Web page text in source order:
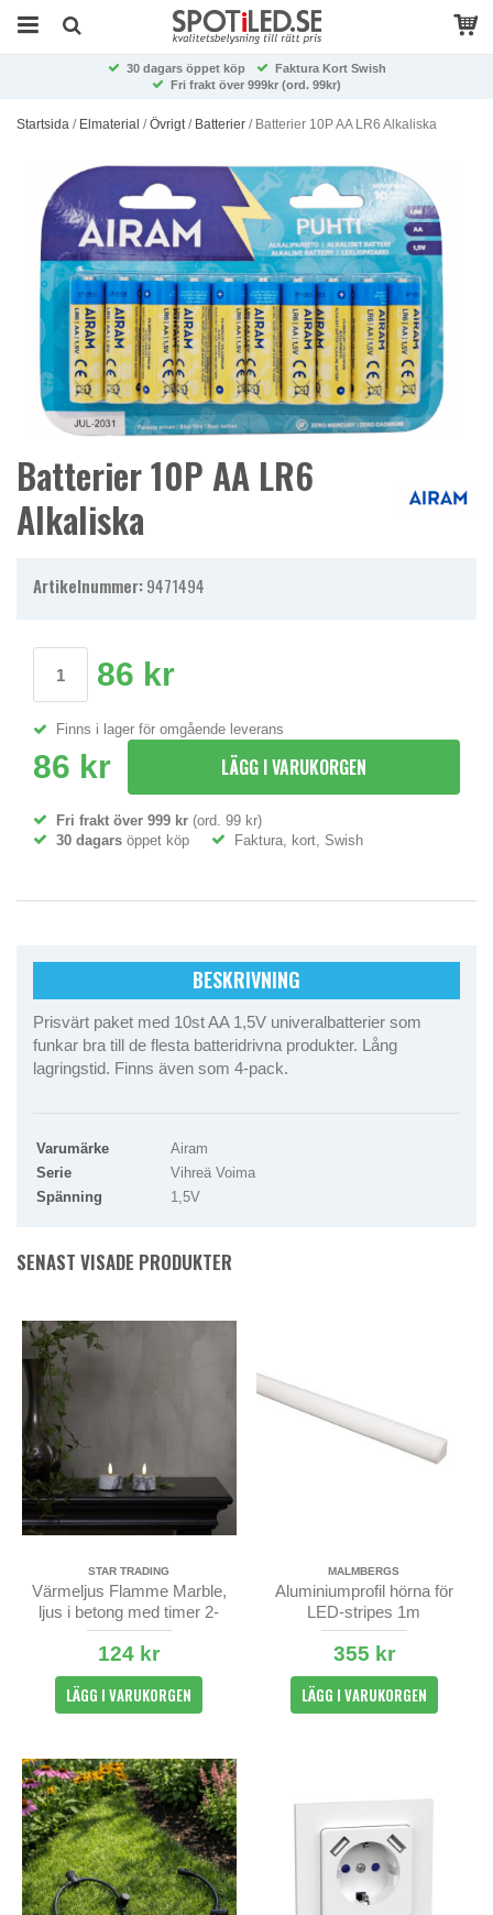
30 dagars öppet köp
Faktura Kort Swish
Fri frakt över 999kr (ord. 99kr)
Startsida / Elmaterial /Övrigt/ Batterier / Batterier 10P AA LR6 Alkaliska
Batterier 10P AA LR6
Alkaliska
Artikelnummer:9471494
86 kr
Finns i lager för omgående leverans
86 kr LÄGG I VARUKORGEN
Fri frakt över 999 kr (ord. 99 kr)
30 dagars öppet köp Faktura, kort, Swish
BESKRIVNING
Prisvärt paket med 10st AA 1,5V univeralbatterier som
funkar bra till de flesta batteridrivna produkter. Lång
lagringstid. Finns även som 4-pack.
Varumärke
Airam
Serie
Vihreä Voima
Spänning
1,5V
SENAST VISADE PRODUKTER
STAR TRADING
Värmeljus Flamme Marble,
ljus i betong med timer 2-
pack
124 kr
LÄGG I VARUKORGEN
MALMBERGS
Aluminiumprofil hörna för
LED-stripes 1m
utanpåliggande - opal & klar
355 kr
LÄGG I VARUKORGEN